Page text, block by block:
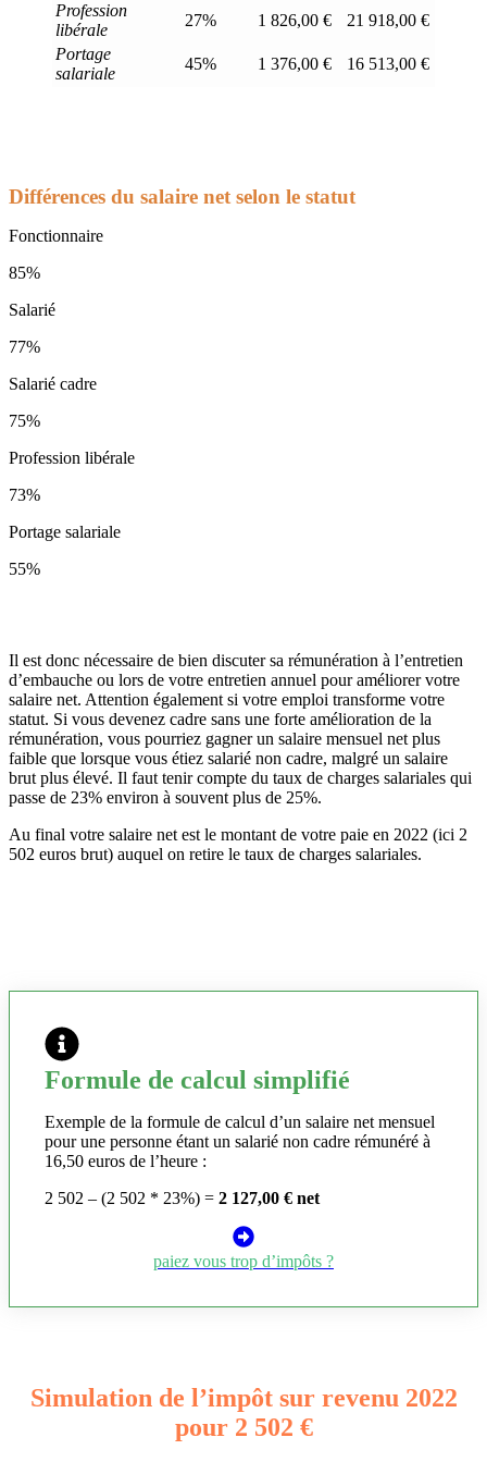
Profession
libérale
27% 1 826,00 €
21 918,00 €
Portage
salariale
45% 1 376,00 € 16 513,00 €
Différences du salaire net selon le statut
Fonctionnaire
85%
Salarié
77%
Salarié cadre
75%
Profession libérale
73%
Portage salariale
55%
Il est donc nécessaire de bien discuter sa rémunération à l’entretien
d’embauche ou lors de votre entretien annuel pour améliorer votre
salaire net. Attention également si votre emploi transforme votre
statut. Si vous devenez cadre sans une forte amélioration de la
rémunération, vous pourriez gagner un salaire mensuel net plus
faible que lorsque vous étiez salarié non cadre, malgré un salaire
brut plus élevé. Il faut tenir compte du taux de charges salariales qui
passe de 23% environ à souvent plus de 25%.
Au final votre salaire net est le montant de votre paie en 2022 (ici 2
502 euros brut) auquel on retire le taux de charges salariales.
Formule de calcul simplifié
Exemple de la formule de calcul d’un salaire net mensuel
pour une personne étant un salarié non cadre rémunéré à
16,50 euros de l’heure :
2 502 – (2 502 * 23%) = 2 127,00 € net
paiez vous trop d’impôts ?
Simulation de l’impôt sur revenu 2022
pour 2 502 €